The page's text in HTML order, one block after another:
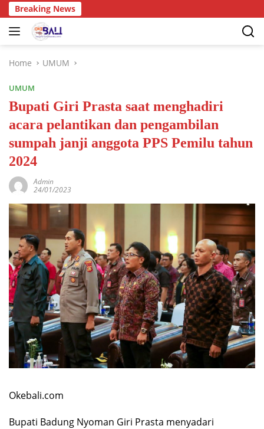
Breaking News
Home UMUM
UMUM
Bupati Giri Prasta saat menghadiri
acara pelantikan dan pengambilan
sumpah janji anggota PPS Pemilu tahun
2024
Admin
24/01/2023
Okebali.com
Bupati Badung Nyoman Giri Prasta menyadari